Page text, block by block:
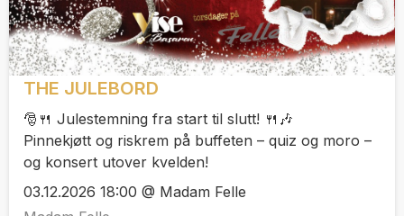
THE JULEBORD
🎅🍴 Julestemning fra start til slutt! 🍴🎶
Pinnekjøtt og riskrem på buffeten – quiz og moro –
og konsert utover kvelden!
03.12.2026 18:00 @ Madam Felle